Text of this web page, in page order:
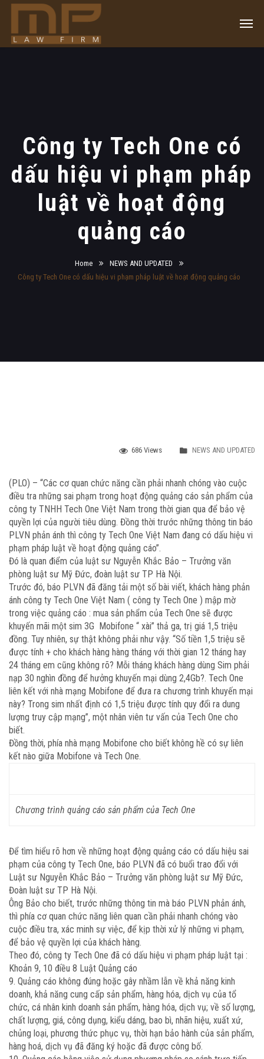
Công ty Tech One có
dấu hiệu vi phạm pháp
luật về hoạt động
quảng cáo
Home
NEWS AND UPDATED
Công ty Tech One có dấu hiệu vi phạm pháp luật về hoạt động quảng cáo
686 Views NEWS AND UPDATED
(PLO) – “Các cơ quan chức năng cần phải nhanh chóng vào cuộc
điều tra những sai phạm trong hoạt động quảng cáo sản phẩm của
công ty TNHH Tech One Việt Nam trong thời gian qua để bảo vệ
quyền lợi của người tiêu dùng. Đồng thời trước những thông tin báo
PLVN phản ánh thì công ty Tech One Việt Nam đang có dấu hiệu vi
phạm pháp luật về hoạt động quảng cáo”.
Đó là quan điểm của luật sư Nguyễn Khắc Bảo – Trưởng văn
phòng luật sư Mỹ Đức, đoàn luật sư TP Hà Nội.
Trước đó, báo PLVN đã đăng tải một số bài viết, khách hàng phản
ánh công ty Tech One Việt Nam ( công ty Tech One ) mập mờ
trong việc quảng cáo : mua sản phẩm của Tech One sẽ được
khuyến mãi một sim 3G Mobifone “ xài” thả ga, trị giá 1,5 triệu
đồng. Tuy nhiên, sự thật không phải như vậy. “Số tiền 1,5 triệu sẽ
được tính + cho khách hàng hàng tháng với thời gian 12 tháng hay
24 tháng em cũng không rõ? Mỗi tháng khách hàng dùng Sim phải
nạp 30 nghìn đồng để hưởng khuyến mại dùng 2,4Gb?. Tech One
liên kết với nhà mạng Mobifone để đưa ra chương trình khuyến mại
này? Trong sim nhất định có 1,5 triệu được tính quy đổi ra dung
lượng truy cập mạng”, một nhân viên tư vấn của Tech One cho
biết.
Đồng thời, phía nhà mạng Mobifone cho biết không hề có sự liên
kết nào giữa Mobifone và Tech One.
Chương trình quảng cáo sản phẩm của Tech One
Để tìm hiểu rõ hơn về những hoạt động quảng cáo có dấu hiệu sai
phạm của công ty Tech One, báo PLVN đã có buổi trao đổi với
Luật sư Nguyễn Khắc Bảo – Trưởng văn phòng luật sư Mỹ Đức,
Đoàn luật sư TP Hà Nội.
Ông Bảo cho biết, trước những thông tin mà báo PLVN phản ánh,
thì phía cơ quan chức năng liên quan cần phải nhanh chóng vào
cuộc điều tra, xác minh sự việc, để kịp thời xử lý những vi phạm,
để bảo vệ quyền lợi của khách hàng.
Theo đó, công ty Tech One đã có dấu hiệu vi phạm pháp luật tại :
Khoản 9, 10 điều 8 Luật Quảng cáo
9. Quảng cáo không đúng hoặc gây nhầm lẫn về khả năng kinh
doanh, khả năng cung cấp sản phẩm, hàng hóa, dịch vụ của tổ
chức, cá nhân kinh doanh sản phẩm, hàng hóa, dịch vụ; về số lượng,
chất lượng, giá, công dụng, kiểu dáng, bao bì, nhãn hiệu, xuất xứ,
chủng loại, phương thức phục vụ, thời hạn bảo hành của sản phẩm,
hàng hoá, dịch vụ đã đăng ký hoặc đã được công bố.